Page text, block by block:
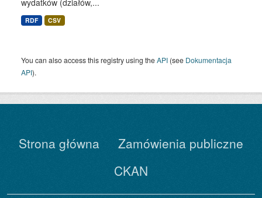
wydatków (działów,...
RDF CSV
You can also access this registry using theAPI (see Dokumentacja
API).
Strona główna
Zamówienia publiczne
CKAN